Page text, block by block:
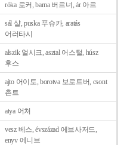
róka 로커, barna 버르너, ár 아르
sál 샬, puska 푸슈카, aratás
어러타시
alszik 얼시크, asztal 어스털, húsz
후스
ajto 어이토, borotva 보로트버, csont
촌트
atya 어처
vesz 베스, évszázad 에브사저드,
enyv 에니브